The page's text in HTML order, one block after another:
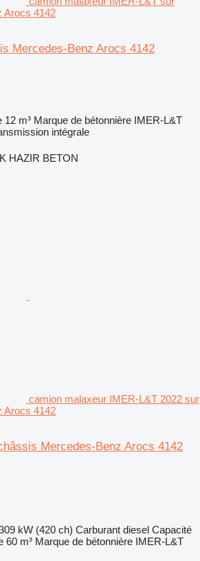
Arocs 4142
Mercedes-Benz Arocs 4142
12 m³ Marque de bétonnière IMER-L&T
intégrale
HAZIR BETON
camion malaxeur IMER-L&T 2022 sur
Arocs 4142
Mercedes-Benz Arocs 4142
kW (420 ch) Carburant diesel Capacité
60 m³ Marque de bétonnière IMER-L&T